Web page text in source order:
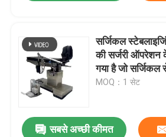
सर्जिकल
की सर्जरी ऑपरेशन
गया है जो सर्जिकल
परिशुद्धता प्रदान
MOQ：1 सेट
सबसे अच्छी कीमत